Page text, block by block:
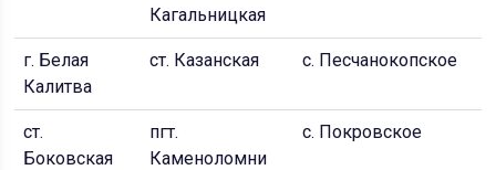
Кагальницкая
г. Белая
Калитва
ст. Казанская с. Песчанокопское
ст.
Боковская
пгт.
Каменоломни
с. Покровское